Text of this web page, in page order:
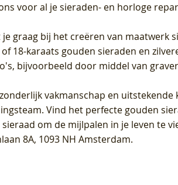
voor al je sieraden- en horloge
graag bij het creëren van maatwerk
18-karaats gouden sieraden en
bijvoorbeeld door middel van
vakmanschap en uitstekende
Vind het perfecte gouden
om de mijlpalen in je leven te
8A, 1093 NH Amsterdam.